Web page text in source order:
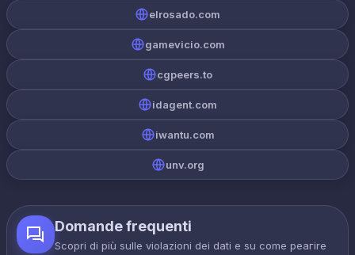
elrosado.com
gamevicio.com
cgpeers.to
idagent.com
iwantu.com
unv.org
Domande frequenti
Scopri di più sulle violazioni dei dati e su come реагire